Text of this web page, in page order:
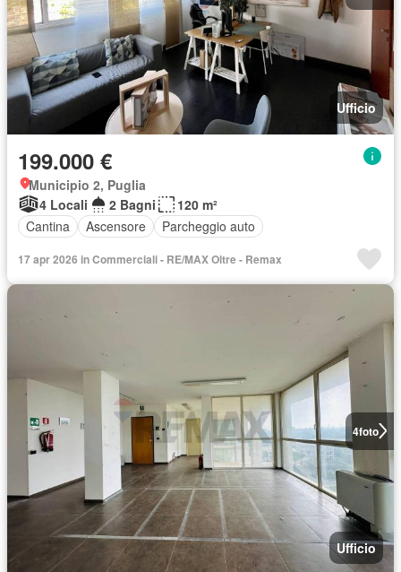
Ufficio
199.000 €
Municipio 2, Puglia
4 Locali
2 Bagni
120 m²
Cantina
Ascensore Parcheggio auto
17 apr 2026 in Commerciali - RE/MAX Oltre - Remax
4foto
Ufficio